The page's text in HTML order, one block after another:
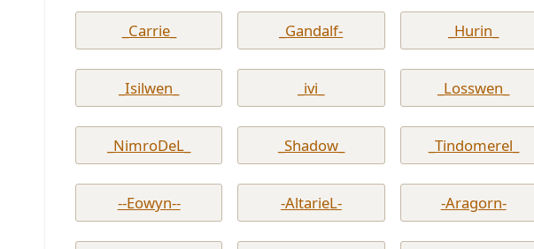
_Carrie_ _Gandalf- _Hurin_
_Isilwen_ _ivi_ _Losswen_
_NimroDeL_ _Shadow_ _Tindomerel_
--Eowyn-- -AltarieL- -Aragorn-